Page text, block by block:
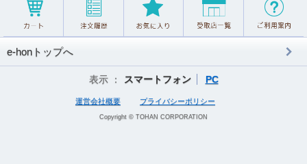
e-honトップへ
表示 ： スマートフォン PC
運営会社概要 プライバシーポリシー
Copyright © TOHAN CORPORATION